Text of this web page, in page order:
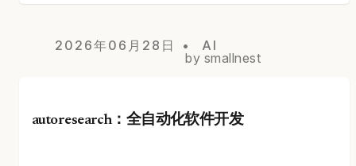
2026年06月28日
AI
by smallnest
autoresearch：全自动化软件开发